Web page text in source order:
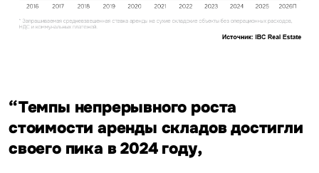
“Темпы непрерывного роста
стоимости аренды складов достигли
своего пика в 2024 году,
Отправить
Нажимая на кнопку «Отправить», вы даете свое согласие
на обработку и использование ваших персональных данных